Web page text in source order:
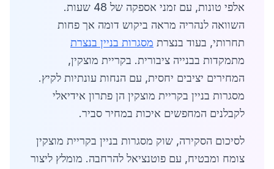
אלפי טונות, עם זמני אספקה של 48 שעות.
השוואה לנהריה מראה ביקוש דומה אך פחות
תחרותי, בעוד בנצרת מסגרות בניין בנצרת
מתמקדות בבנייה ציבורית. בקריית מוצקין,
המחירים יציבים יחסית, עם הנחות עונתיות לקיץ.
מסגרות בניין בקריית מוצקין הן פתרון אידיאלי
לקבלנים המחפשים איכות במחיר סביר.
לסיכום הסקירה, שוק מסגרות בניין בקריית מוצקין
צומח ומבטיח, עם פוטנציאל להרחבה. מומלץ ליצור